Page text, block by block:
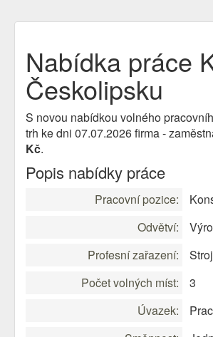
Nabídka práce
Českolipsku
S novou nabídkou volného
trh ke dni 07.07.2026 firma -
Kč.
Popis nabídky práce
Pracovní pozice:
Odvětví:
Profesní zařazení:
Počet volných míst:
3
Úvazek: